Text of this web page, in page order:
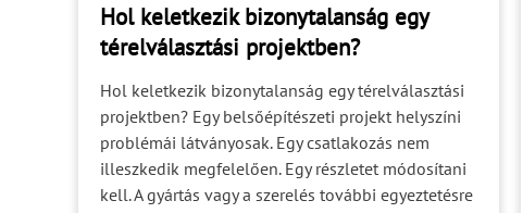
Hol keletkezik bizonytalanság egy
térelválasztási projektben?
Hol keletkezik bizonytalanság egy térelválasztási
projektben? Egy belsőépítészeti projekt helyszíni
problémái látványosak. Egy csatlakozás nem
illeszkedik megfelelően. Egy részletet módosítani
kell. A gyártás vagy a szerelés további egyeztetésre